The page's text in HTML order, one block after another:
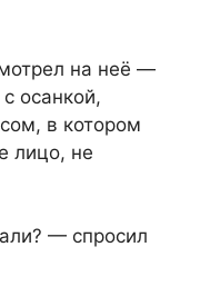
на неё —
осанкой,
в котором
лицо, не
— спросил